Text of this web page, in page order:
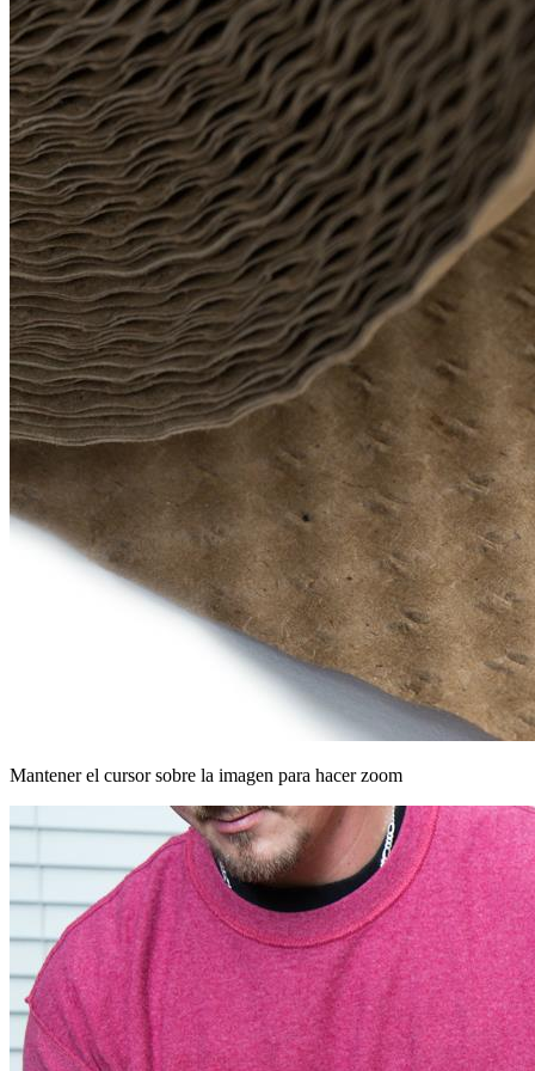
Mantener el cursor sobre la imagen para hacer zoom